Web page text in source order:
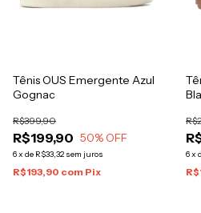
Tênis OUS Emergente Azul
Gognac
R$199,90
R$399,90
50% OFF
6x de R$33,32 sem juros
R$193,90 com Pix
6x